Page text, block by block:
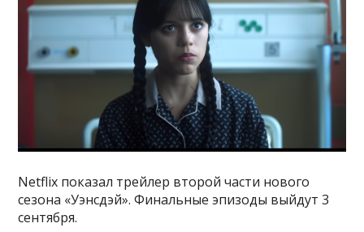
Netflix показал трейлер второй части нового
сезона «Уэнсдэй». Финальные эпизоды выйдут 3
сентября.